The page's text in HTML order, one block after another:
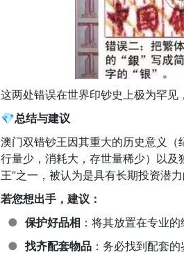
这两处错误在世界印钞史上极为罕
💎总结与建议
澳门双错钞王因其重大的历史意义（
行量少，消耗大，存世量稀少）以及
王”之一，被认为是具有长期投资潜力
若您想出手，建议：
● 保护好品相 ：将其放置在专业
● 找齐配套物品 ：务必找到配套